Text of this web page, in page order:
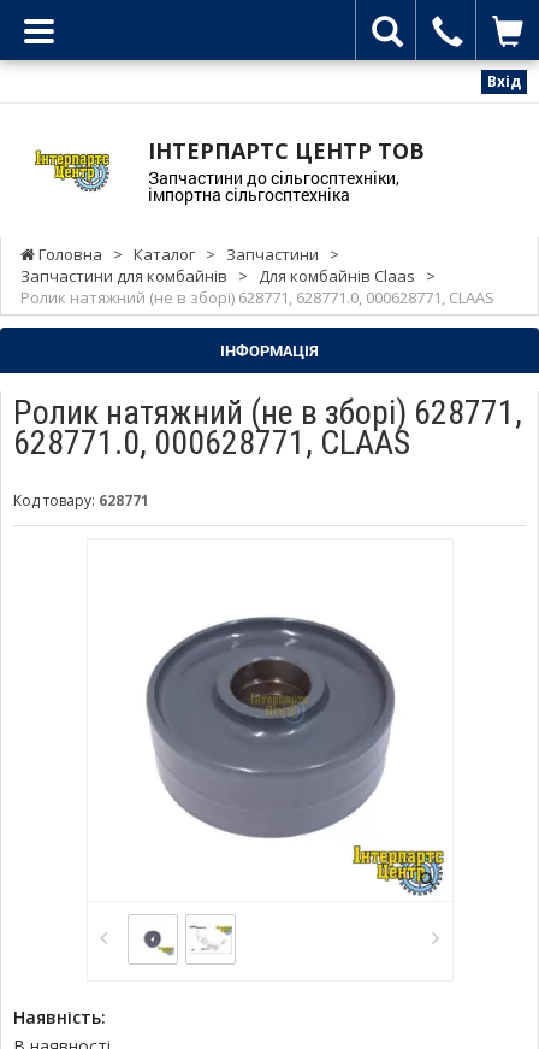
Вхід
ІНТЕРПАРТС ЦЕНТР ТОВ
Запчастини до сільгосптехніки,
імпортна сільгосптехніка
Головна > Каталог > Запчастини
>
Запчастини для комбайнів
> Для комбайнів Claas
>
Ролик натяжний (не в зборі) 628771, 628771.0, 000628771, CLAAS
ІНФОРМАЦІЯ
Ролик натяжний (не в зборі) 628771,
628771.0, 000628771, CLAAS
Код товару: 628771
Наявність: